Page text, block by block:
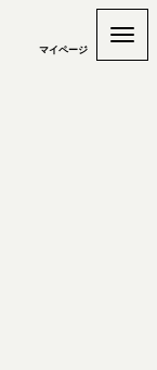
マイページ